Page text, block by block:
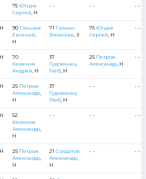
75 Ютцев
Сергей, Н
- - - - - - -
90 Гольнев
Евгений,
Н
71 Галкин
Вячеслав, З
75 Ютцев
Сергей, Н
- - -
70
Кеменов
Андрей, Н
37
Гудованец
Глеб, Н
25 Петров
Александр, Н
- - -
25 Петров
Александр,
Н
37
Гудованец
Глеб, Н
- - - - -
52
Кеменов
Александр,
Н
- - - - - - -
25 Петров
Александр,
Н
21 Солдатов
Александр,
Н
- - - - -